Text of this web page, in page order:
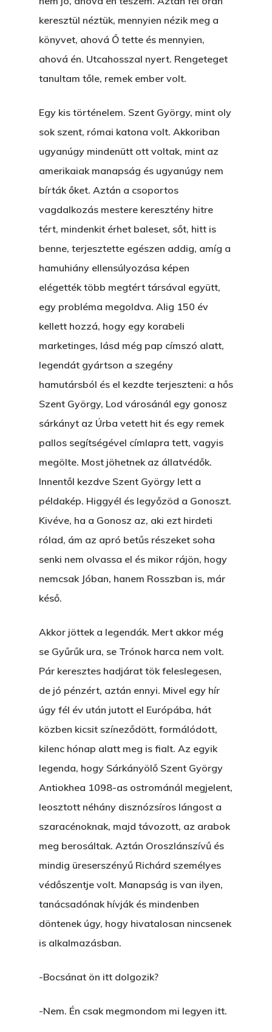
keresztül néztük, mennyien nézik meg a
könyvet, ahová Ő tette és mennyien,
ahová én. Utcahosszal nyert. Rengeteget
tanultam tőle, remek ember volt.
Egy kis történelem. Szent György, mint oly
sok szent, római katona volt. Akkoriban
ugyanúgy mindenütt ott voltak, mint az
amerikaiak manapság és ugyanúgy nem
bírták őket. Aztán a csoportos
vagdalkozás mestere keresztény hitre
tért, mindenkit érhet baleset, sőt, hitt is
benne, terjesztette egészen addig, amíg a
hamuhiány ellensúlyozása képen
elégették több megtért társával együtt,
egy probléma megoldva. Alig 150 év
kellett hozzá, hogy egy korabeli
marketinges, lásd még pap címszó alatt,
legendát gyártson a szegény
hamutársból és el kezdte terjeszteni: a hős
Szent György, Lod városánál egy gonosz
sárkányt az Úrba vetett hit és egy remek
pallos segítségével címlapra tett, vagyis
megölte. Most jöhetnek az állatvédők.
Innentől kezdve Szent György lett a
példakép. Higgyél és legyőzöd a Gonoszt.
Kivéve, ha a Gonosz az, aki ezt hirdeti
rólad, ám az apró betűs részeket soha
senki nem olvassa el és mikor rájön, hogy
nemcsak Jóban, hanem Rosszban is, már
késő.
Akkor jöttek a legendák. Mert akkor még
se Gyűrűk ura, se Trónok harca nem volt.
Pár keresztes hadjárat tök feleslegesen,
de jó pénzért, aztán ennyi. Mivel egy hír
úgy fél év után jutott el Európába, hát
közben kicsit színeződött, formálódott,
kilenc hónap alatt meg is fialt. Az egyik
legenda, hogy Sárkányölő Szent György
Antiokhea 1098-as ostrománál megjelent,
leosztott néhány disznózsíros lángost a
szaracénoknak, majd távozott, az arabok
meg berosáltak. Aztán Oroszlánszívű és
mindig üreserszényű Richárd személyes
védőszentje volt. Manapság is van ilyen,
tanácsadónak hívják és mindenben
döntenek úgy, hogy hivatalosan nincsenek
is alkalmazásban.
-Bocsánat ön itt dolgozik?
-Nem. Én csak megmondom mi legyen itt.